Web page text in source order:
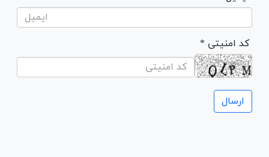
* کد امنیتی